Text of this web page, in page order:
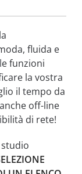
fluida e
funzioni
la vostra
il tempo da
off-line
di rete!